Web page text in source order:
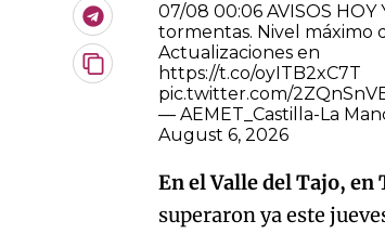
Telegram
Copiar
artículo
07/08 00:06 AVISOS
tormentas. Nivel máximo
Actualizaciones en
https://t.co/oyITB2xC7T
pic.twitter.com/
— AEMET_Castilla-La
August 6, 2026
En el Valle del Tajo,
superaron ya este